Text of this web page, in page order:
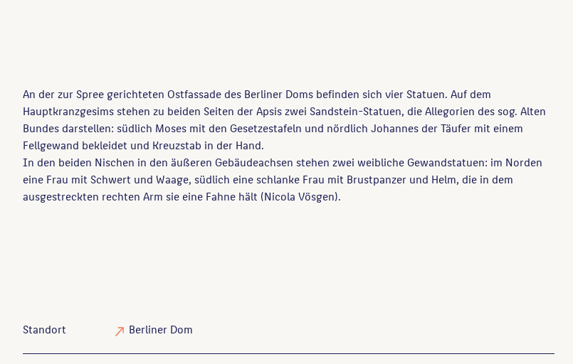
An der zur Spree gerichteten Ostfassade des Berliner Doms befinden sich vier Statuen. Auf dem
Hauptkranzgesims stehen zu beiden Seiten der Apsis zwei Sandstein-Statuen, die Allegorien des sog. Alten
Bundes darstellen: südlich Moses mit den Gesetzestafeln und nördlich Johannes der Täufer mit einem
Fellgewand bekleidet und Kreuzstab in der Hand.
In den beiden Nischen in den äußeren Gebäudeachsen stehen zwei weibliche Gewandstatuen: im Norden
eine Frau mit Schwert und Waage, südlich eine schlanke Frau mit Brustpanzer und Helm, die in dem
ausgestreckten rechten Arm sie eine Fahne hält (Nicola Vösgen).
Standort Berliner Dom